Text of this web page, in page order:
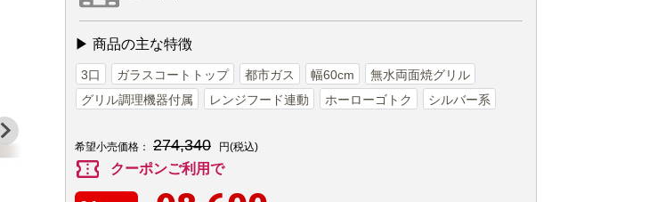
▶ 商品の主な特徴
3口 ガラスコートトップ 都市ガス 幅60cm
無水両面焼グリル
グリル調理機器付属
レンジフード連動 ホーローゴトク シルバー系
希望小売価格： 274,340 円(税込)
confirmation_number クーポンご利用で